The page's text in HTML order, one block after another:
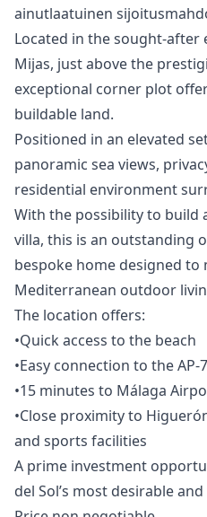
‌ainutlaatuinen
Located in the sought-after
Mijas, just above the
exceptional corner plot
buildable land.
Positioned in an elevated
panoramic sea views,
residential environment
With the possibility to build
villa, this is an outstanding
bespoke home designed to
Mediterranean outdoor
The location offers:
•Quick access to the beach
•Easy connection to the
•15 ‌minutes ‌to ‌Málaga
•Close proximity to
‌and sports facilities
A ‌prime ‌investment
‌del ‌Sol’s ‌most ‌desirable